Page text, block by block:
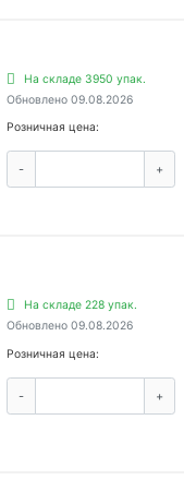
На складе 3950 упак.
Обновлено 09.08.2026
Розничная цена:
- +
На складе 228 упак.
Обновлено 09.08.2026
Розничная цена:
- +